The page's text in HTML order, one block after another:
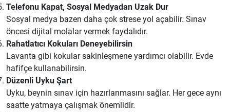
Telefonu Kapat, Sosyal Medyadan Uzak Dur
Sosyal medya bazen daha çok strese yol açabilir. Sınav
öncesi dijital molalar vermek faydalıdır.
Rahatlatıcı Kokuları Deneyebilirsin
Lavanta gibi kokular sakinleşmene yardımcı olabilir. Evde
hafifçe kullanabilirsin.
Düzenli Uyku Şart
Uyku, beynin sınav için hazırlanmasını sağlar. Her gece aynı
saatte yatmaya çalışmak önemlidir.